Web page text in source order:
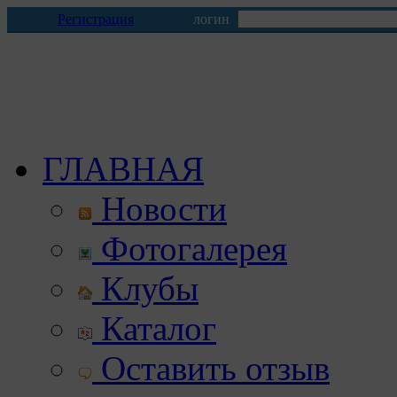
Регистрация логин
ГЛАВНАЯ
Новости
Фотогалерея
Клубы
Каталог
Оставить отзыв